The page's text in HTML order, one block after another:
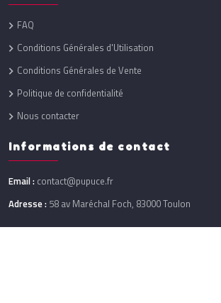
FAQ
Conditions Générales d'Utilisation
Conditions Générales de Vente
Politique de confidentialité
Nous contacter
Informations de contact
Email : contact@pupuce.fr
Adresse : 58 av Maréchal Foch, 83000 Toulon